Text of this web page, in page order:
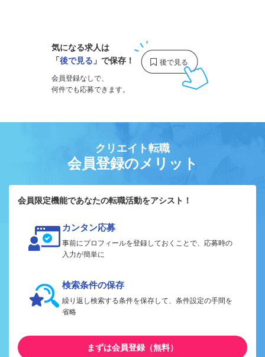
気になる求人は
「後で見る 」で保存！
会員登録なしで、
何件でも応募できます。
クリエイト転職
会員登録のメリット
会員限定機能であなたの転職活動をアシスト！
カンタン応募
事前にプロフィールを登録しておくことで、応募時の
入力が簡単に
検索条件の保存
繰り返し検索する条件を保存して、条件設定の手間を
省略
まずは会員登録（無料）